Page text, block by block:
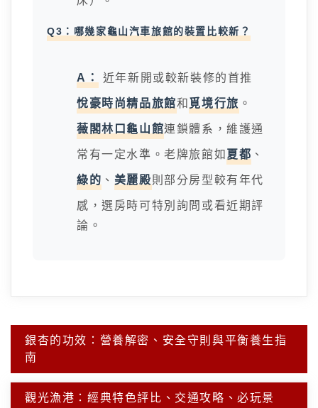
Q3：哪幾家龜山汽車旅館的裝置比較新？
A： 近年新開或較新裝修的首推
悅豪時尚精品旅館和 覓境行旅 。
薇閣林口龜山館連鎖體系，維護通
常有一定水準。老牌旅館如 夏都 、
綠的 、 美麗殿則部分房型較有年代
感，選房時可特別詢問或看近期評
論。
文
章
導
覽
銀杏的功效：營養解密、安全守則與平衡養生指
南
觀光漁港：經典特色評比、交通攻略、必玩景